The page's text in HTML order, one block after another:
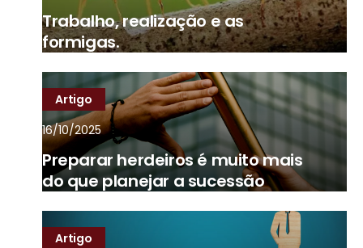
Trabalho, realização e as
formigas.
Artigo
16/10/2025
Preparar herdeiros é muito mais
do que planejar a sucessão
Artigo